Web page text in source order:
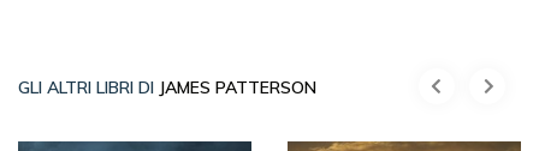
GLI ALTRI LIBRI DI JAMES PATTERSON